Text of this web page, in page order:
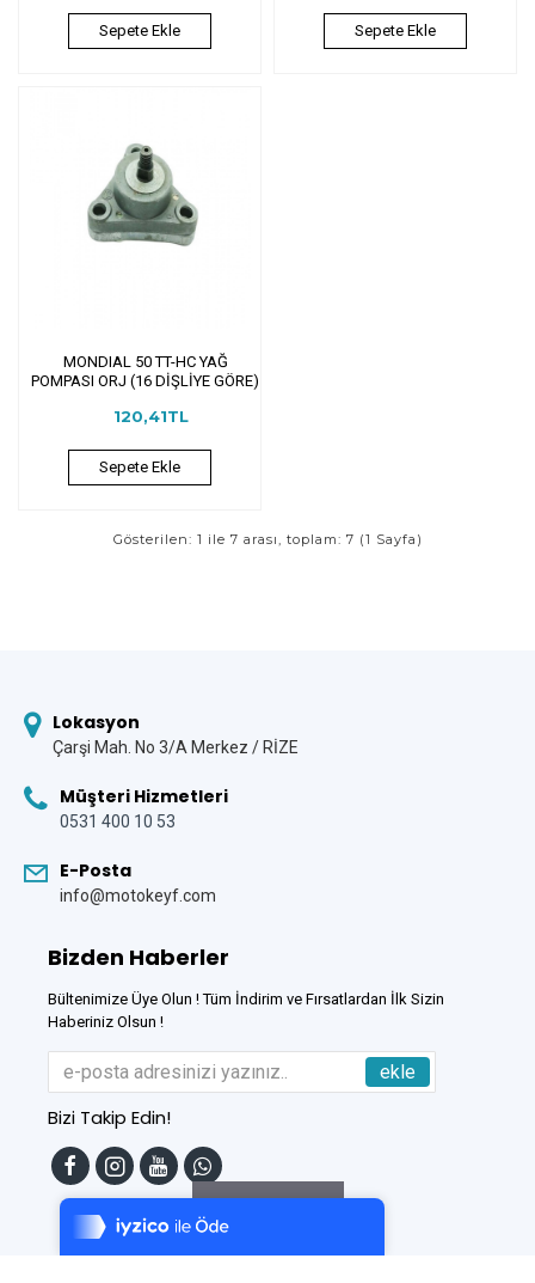
Tek Tıkla Ödeme Kolaylığı
7/24 Canlı Destek
%100 Sorunsuz Alışveriş
Sepete Ekle Sepete Ekle
MONDIAL 50 TT-HC YAĞ
POMPASI ORJ (16 DİŞLİYE GÖRE)
120,41TL
Sepete Ekle
Gösterilen: 1 ile 7 arası, toplam: 7 (1 Sayfa)
Lokasyon
Çarşi Mah. No 3/A Merkez / RİZE
Müşteri Hizmetleri
0531 400 10 53
E-Posta
info@motokeyf.com
Bizden Haberler
Bültenimize Üye Olun ! Tüm İndirim ve Fırsatlardan İlk Sizin
Haberiniz Olsun !
ekle
Bizi Takip Edin!
Filtreleme